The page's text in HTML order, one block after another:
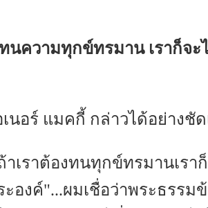
นความทุกข์ทรมาน เราก็จะ
เนอร์ แมคกี้ กล่าวได้อย่างชั
ราต้องทนทุกข์ทรมานเราก็
ะองค์"...ผมเชื่อว่าพระธรรม